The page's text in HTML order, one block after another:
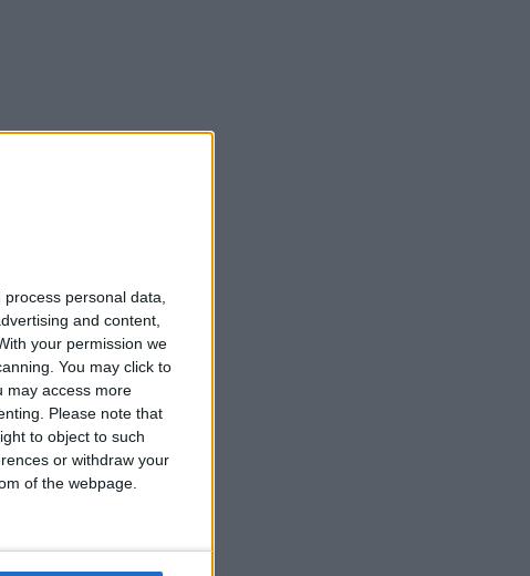
personal data,
and content,
your permission we
You may click to
may access more
Please note that
to object to such
or withdraw your
of the webpage.